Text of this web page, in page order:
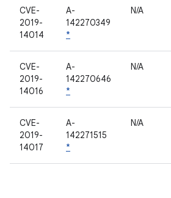
CVE-
2019-
14014
A-
142270349
*
N/A
CVE-
2019-
14016
A-
142270646
*
N/A
CVE-
2019-
14017
A-
142271515
*
N/A